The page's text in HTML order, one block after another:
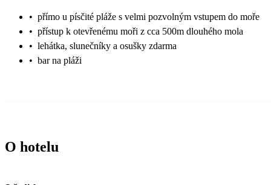
• přímo u písčité pláže s velmi pozvolným vstupem do moře
• přístup k otevřenému moři z cca 500m dlouhého mola
• lehátka, slunečníky a osušky zdarma
• bar na pláži
O hotelu